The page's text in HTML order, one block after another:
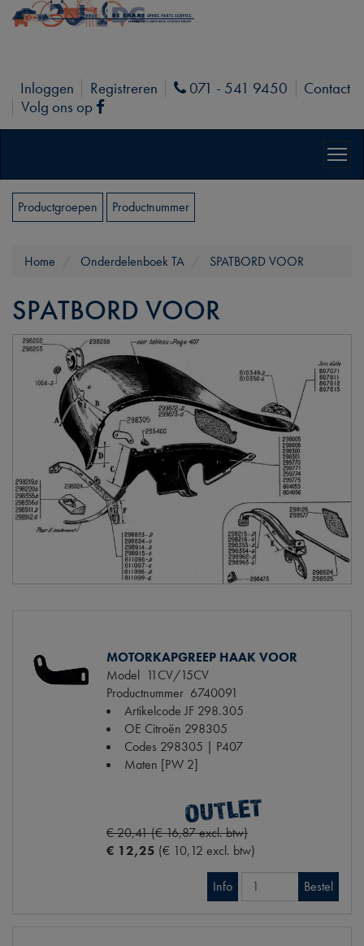
Inloggen Registreren Phone
071 - 541 9450
Contact
Volg ons op
Facebook
Productgroepen Productnummer
Home Onderdelenboek TA SPATBORD VOOR
SPATBORD VOOR
MOTORKAPGREEP HAAK VOOR
Model 11CV/15CV
Productnummer 6740091
Artikelcode JF 298.305
OE Citroën 298305
Codes 298305 | P407
Maten [PW 2]
€ 20,41 (€ 16,87 excl. btw)
€ 12,25 (€ 10,12 excl. btw)
Info Bestel